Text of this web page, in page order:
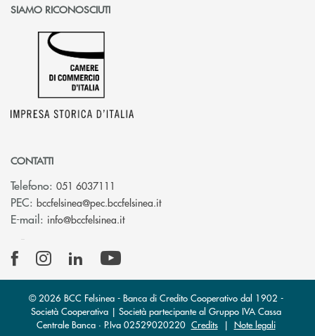
SIAMO RICONOSCIUTI
CONTATTI
Telefono: 051 6037111
PEC: bccfelsinea@pec.bccfelsinea.it(si apre l’app di posta
E-mail: info@bccfelsinea.it(si apre l’app di posta elettronica)
© 2026 BCC Felsinea - Banca di Credito Cooperativo dal 1902 -
Società Cooperativa | Società partecipante al Gruppo IVA Cassa
Centrale Banca · P.Iva 02529020220 Credits| Note legali